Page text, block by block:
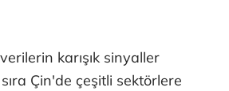
karışık sinyaller
Çin'de çeşitli sektörlere